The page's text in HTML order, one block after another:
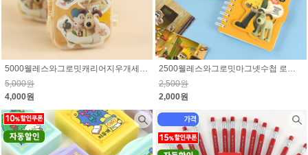
5000웰레스와그로밋캐리어지우개세트 로그인시 10% 할인된 가격
5,000원
4,000원
2500웰레스와그로밋마그넷수첩 로그인시 10% 할인된 가격
2,500원
2,000원